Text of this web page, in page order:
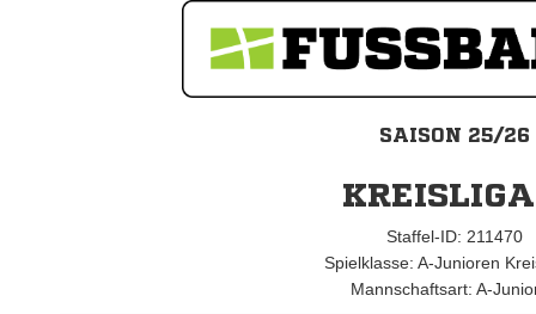
SAISON 25/26
Staffel-ID: 211470
Spielklasse: A-Junioren
Mannschaftsart: A-